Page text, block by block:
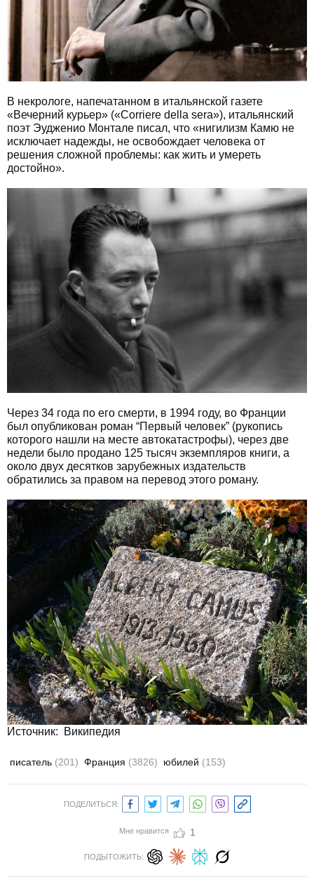
В некрологе, напечатанном в итальянской газете
«Вечерний курьер» («Corriere della sera»), итальянский
поэт Эудженио Монтале писал, что «нигилизм Камю не
исключает надежды, не освобождает человека от
решения сложной проблемы: как жить и умереть
достойно».
Через 34 года по его смерти, в 1994 году, во Франции
был опубликован роман “Первый человек” (рукопись
которого нашли на месте автокатастрофы), через две
недели было продано 125 тысяч экземпляров книги, а
около двух десятков зарубежных издательств
обратились за правом на перевод этого роману.
Источник: Википедия
писатель (201) Франция (3826) юбилей (153)
ПОДЕЛИТЬСЯ:
Мне нравится 1
ПОДЫТОЖИТЬ: